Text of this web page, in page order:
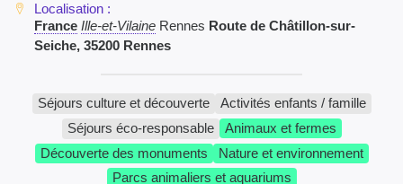
France Ille-et-Vilaine Rennes Route de Châtillon-sur-
Seiche, 35200 Rennes
Séjours culture et découverte
Activités enfants / famille
Séjours éco-responsable
Animaux et fermes
Découverte des monuments
Nature et environnement
Parcs animaliers et aquariums